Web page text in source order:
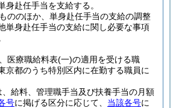
身赴任手当を支給する。
ののほか、単身赴任手当の支給の調整
単身赴任手当の支給に関し必要な事項
医療職給料表(一)の適用を受ける職
京都のうち特別区内に在勤する職員に
給料、管理職手当及び扶養手当の月額
号に掲げる区分に応じて、 当該各号に